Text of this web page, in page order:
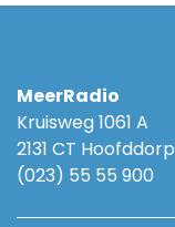
MeerRadio
Kruisweg 1061 A
2131 CT Hoofddorp
(023) 55 55 900